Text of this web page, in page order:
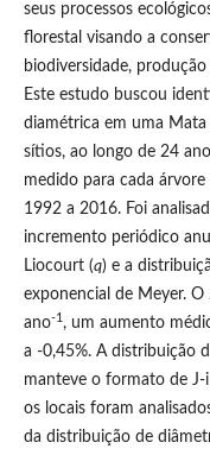
seus processos
florestal visando a
biodiversidade,
Este estudo buscou
diamétrica em uma
sítios, ao longo de 24
medido para cada
1992 a 2016. Foi
incremento periódico
Liocourt (q) e a
exponencial de Meyer. O
ano-1 , um aumento
a -0,45%. A distribuição
manteve o formato de
os locais foram
da distribuição de